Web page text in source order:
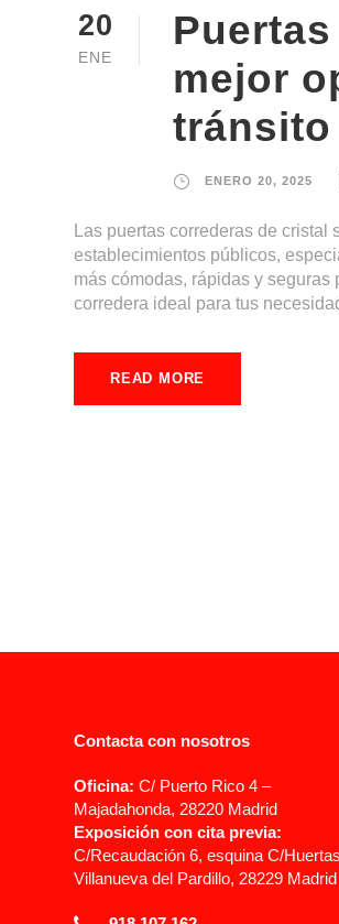
20
ENE
mejor
tránsito
ENERO 20, 2025
Las puertas correderas de
establecimientos públicos,
más cómodas, rápidas y
corredera ideal para tus
READ MORE
Contacta con nosotros
Oficina: C/ Puerto Rico 4 –
Majadahonda, 28220 Madrid
Exposición con cita previa:
C/Recaudación 6, esquina C/
Villanueva del Pardillo, 28229 Madrid